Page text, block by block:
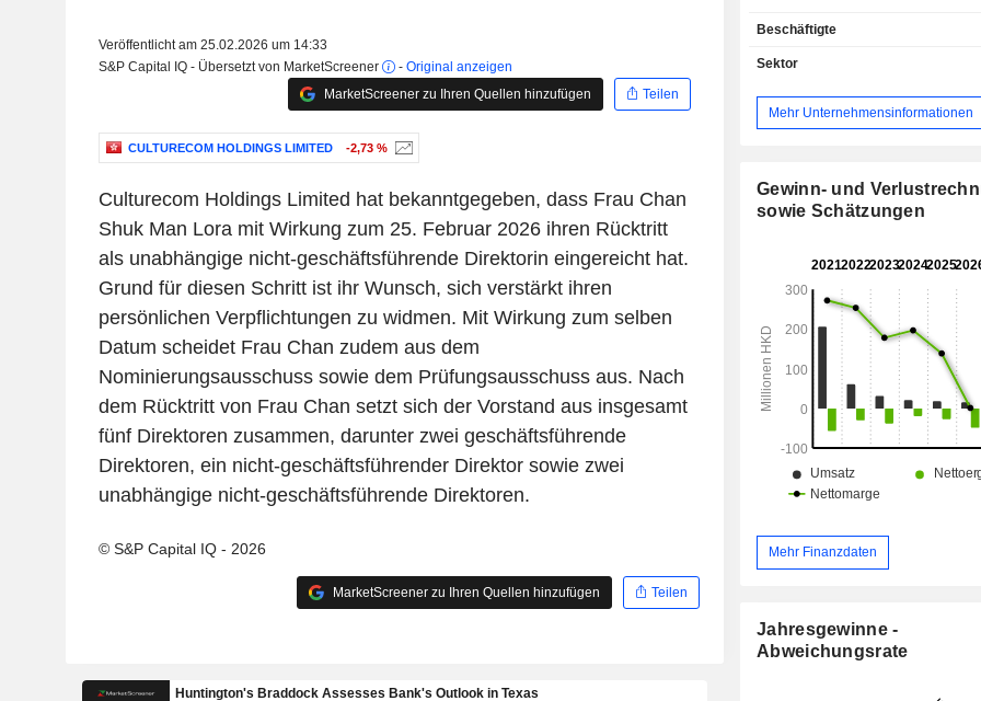
Veröffentlicht am 25.02.2026 um 14:33
S&P Capital IQ - Übersetzt von MarketScreener
- Original anzeigen
MarketScreener zu Ihren Quellen hinzufügen
Teilen
CULTURECOM HOLDINGS LIMITED -2,73 %
Culturecom Holdings Limited hat bekanntgegeben, dass Frau Chan
Shuk Man Lora mit Wirkung zum 25. Februar 2026 ihren Rücktritt
als unabhängige nicht-geschäftsführende Direktorin eingereicht hat.
Grund für diesen Schritt ist ihr Wunsch, sich verstärkt ihren
persönlichen Verpflichtungen zu widmen. Mit Wirkung zum selben
Datum scheidet Frau Chan zudem aus dem
Nominierungsausschuss sowie dem Prüfungsausschuss aus. Nach
dem Rücktritt von Frau Chan setzt sich der Vorstand aus insgesamt
fünf Direktoren zusammen, darunter zwei geschäftsführende
Direktoren, ein nicht-geschäftsführender Direktor sowie zwei
unabhängige nicht-geschäftsführende Direktoren.
© S&P Capital IQ - 2026
MarketScreener zu Ihren Quellen hinzufügen Teilen
Digitalisierung von geistigem
der Vermittlung von IP-
sich mit der Veröffentlichung von
der Lizenzierung von
Einzelhandel von Wein in Hongkong.
Beschäftigte
Sektor
Mehr Unternehmensinformationen
Gewinn- und
sowie Schätzungen
Mehr Finanzdaten
Jahresgewinne -
Abweichungsrate